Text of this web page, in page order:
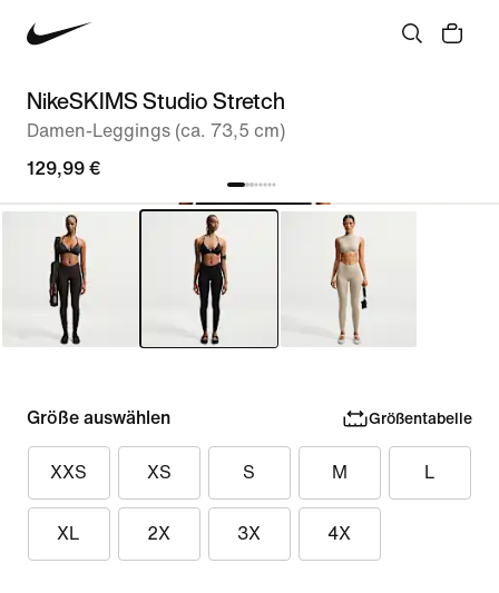
NikeSKIMS Studio Stretch
Damen-Leggings (ca. 73,5 cm)
129,99 €
Größe auswählen Größentabelle
XXS XS S M L
XL 2X 3X 4X